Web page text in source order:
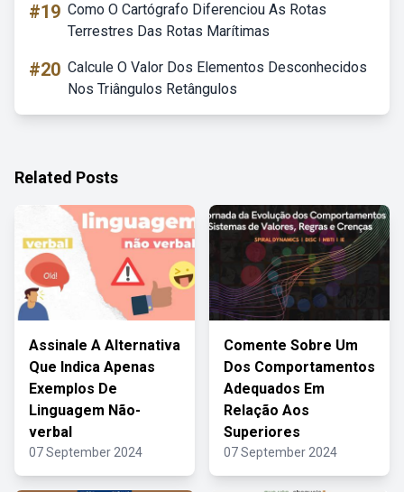
#19 Como O Cartógrafo Diferenciou As Rotas
Terrestres Das Rotas Marítimas
#20 Calcule O Valor Dos Elementos Desconhecidos
Nos Triângulos Retângulos
Related Posts
Assinale A Alternativa
Que Indica Apenas
Exemplos De
Linguagem Não-
verbal
07 September 2024
Comente Sobre Um
Dos Comportamentos
Adequados Em
Relação Aos
Superiores
07 September 2024